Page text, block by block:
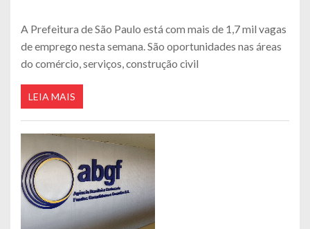
A Prefeitura de São Paulo está com mais de 1,7 mil vagas
de emprego nesta semana. São oportunidades nas áreas
do comércio, serviços, construção civil
LEIA MAIS